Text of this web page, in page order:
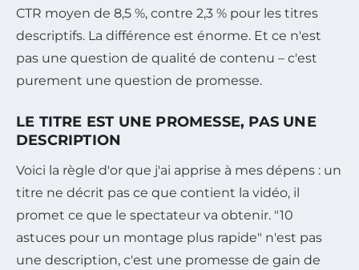
CTR moyen de 8,5 %, contre 2,3 % pour les titres
descriptifs. La différence est énorme. Et ce n'est
pas une question de qualité de contenu – c'est
purement une question de promesse.
LE TITRE EST UNE PROMESSE, PAS UNE
DESCRIPTION
Voici la règle d'or que j'ai apprise à mes dépens : un
titre ne décrit pas ce que contient la vidéo, il
promet ce que le spectateur va obtenir. "10
astuces pour un montage plus rapide" n'est pas
une description, c'est une promesse de gain de